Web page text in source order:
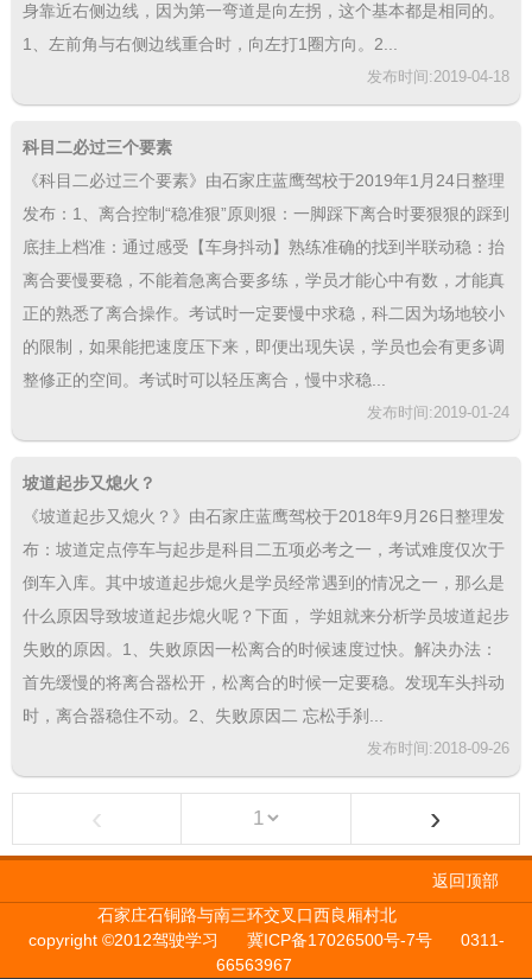
身靠近右侧边线，因为第一弯道是向左拐，这个基本都是相同的。
1、左前角与右侧边线重合时，向左打1圈方向。2...
发布时间:2019-04-18
科目二必过三个要素
《科目二必过三个要素》由石家庄蓝鹰驾校于2019年1月24日整理
发布：1、离合控制“稳准狠”原则狠：一脚踩下离合时要狠狠的踩到
底挂上档准：通过感受【车身抖动】熟练准确的找到半联动稳：抬
离合要慢要稳，不能着急离合要多练，学员才能心中有数，才能真
正的熟悉了离合操作。考试时一定要慢中求稳，科二因为场地较小
的限制，如果能把速度压下来，即便出现失误，学员也会有更多调
整修正的空间。考试时可以轻压离合，慢中求稳...
发布时间:2019-01-24
坡道起步又熄火？
《坡道起步又熄火？》由石家庄蓝鹰驾校于2018年9月26日整理发
布：坡道定点停车与起步是科目二五项必考之一，考试难度仅次于
倒车入库。其中坡道起步熄火是学员经常遇到的情况之一，那么是
什么原因导致坡道起步熄火呢？下面， 学姐就来分析学员坡道起步
失败的原因。1、失败原因一松离合的时候速度过快。解决办法：
首先缓慢的将离合器松开，松离合的时候一定要稳。发现车头抖动
时，离合器稳住不动。2、失败原因二 忘松手刹...
发布时间:2018-09-26
‹ ›
返回顶部
石家庄石铜路与南三环交叉口西良厢村北
copyright ©2012驾驶学习
冀ICP备17026500号-7号
0311-
66563967